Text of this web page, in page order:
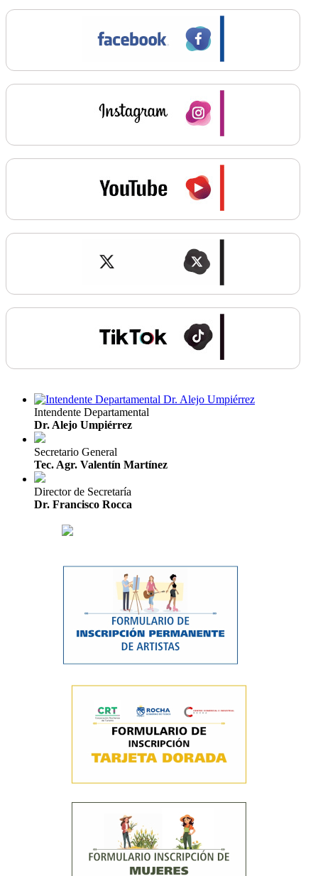
Intendente Departamental
Dr. Alejo Umpiérrez
Secretario General
Tec. Agr. Valentín Martínez
Director de Secretaría
Dr. Francisco Rocca